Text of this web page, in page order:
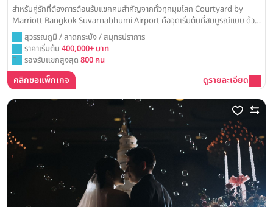
สำหรับคู่รักที่ต้องการต้อนรับแขกคนสำคัญจากทั่วทุกมุมโลก Courtyard by
Marriott Bangkok Suvarnabhumi Airport คือจุดเริ่มต้นที่สมบูรณ์แบบ ด้วย
ห้องบอลรูมใหม่และสวนสวย ที่พร้อมมอบความประทับใจตั้งแต่วินาทีแรก
สุวรรณภูมิ / ลาดกระบัง / สมุทรปราการ
ราคาเริ่มต้น 400,000+ บาท
รองรับแขกสูงสุด 800 คน
คลิกขอแพ็กเกจ ดูรายละเอียด